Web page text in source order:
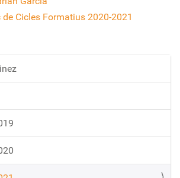
Cicles Formatius 2020-2021